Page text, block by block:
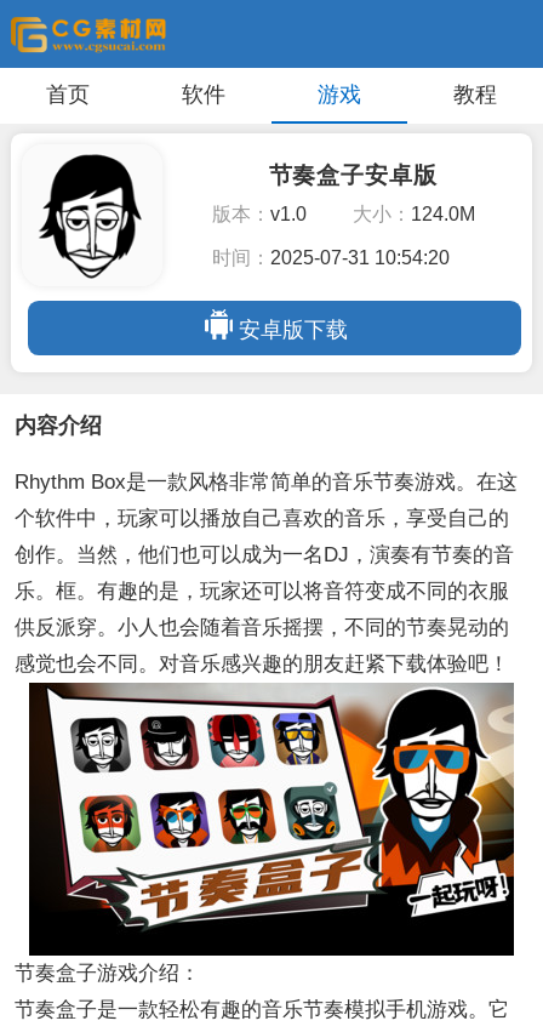
首页 软件 游戏 教程
节奏盒子安卓版
版本： v1.0 大小： 124.0M
时间： 2025-07-31 10:54:20
安卓版下载
内容介绍
Rhythm Box是一款风格非常简单的音乐节奏游戏。在这
个软件中，玩家可以播放自己喜欢的音乐，享受自己的
创作。当然，他们也可以成为一名DJ，演奏有节奏的音
乐。框。有趣的是，玩家还可以将音符变成不同的衣服
供反派穿。小人也会随着音乐摇摆，不同的节奏晃动的
感觉也会不同。对音乐感兴趣的朋友赶紧下载体验吧！
节奏盒子游戏介绍：
节奏盒子是一款轻松有趣的音乐节奏模拟手机游戏。它